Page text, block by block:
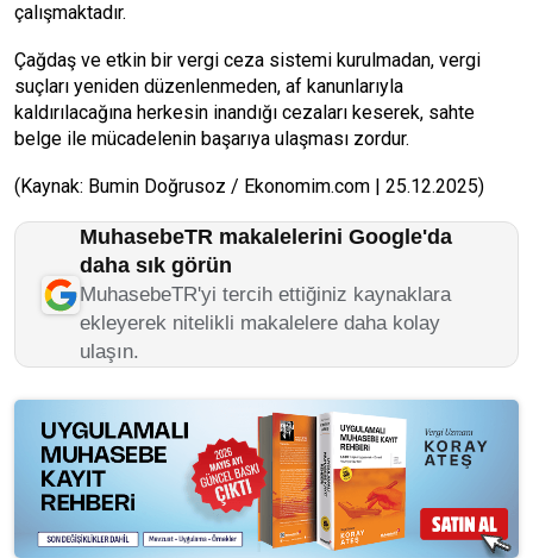
çalışmaktadır.
Çağdaş ve etkin bir vergi ceza sistemi kurulmadan, vergi
suçları yeniden düzenlenmeden, af kanunlarıyla
kaldırılacağına herkesin inandığı cezaları keserek, sahte
belge ile mücadelenin başarıya ulaşması zordur.
(Kaynak: Bumin Doğrusoz / Ekonomim.com | 25.12.2025)
MuhasebeTR makalelerini Google'da
daha sık görün
MuhasebeTR'yi tercih ettiğiniz kaynaklara
ekleyerek nitelikli makalelere daha kolay
ulaşın.